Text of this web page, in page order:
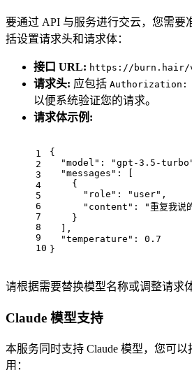
要通过 API 与服务进行交云，您需要
括设置请求头和请求体：
接口 URL: https://burn.hair/
请求头: 应包括 Authorization:
以便系统验证您的请求。
请求体示例:
1
2
3
4
5
6
7
8
9
10
{
"model" : "gpt-3.5-
"messages" :
{
"role" : "user" ,
"content" :
"重复我说
}
,
"temperature" :
0.7
}
请根据需要替换模型名称或调整请求
Claude 模型支持
本服务同时支持 Claude 模型，您可
用：